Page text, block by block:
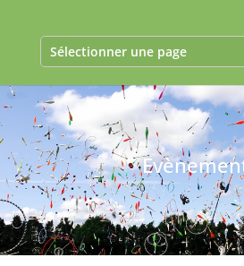
Sélectionner une page